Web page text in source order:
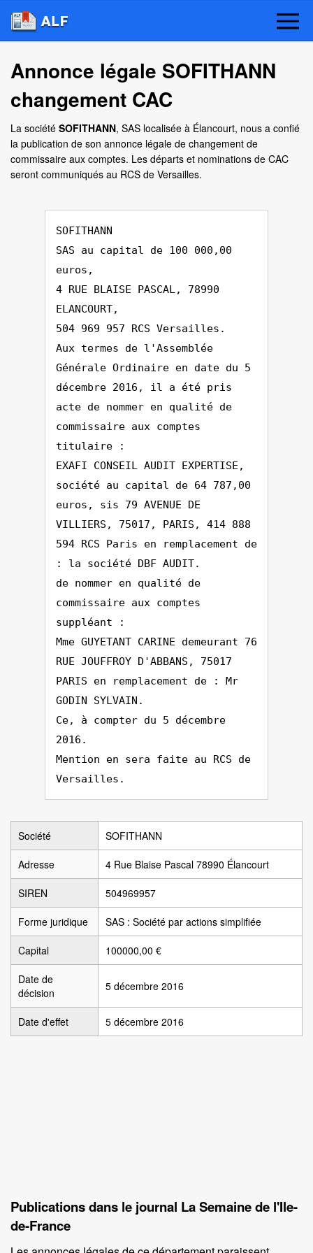
Annonce légale SOFITHANN
changement CAC
La société SOFITHANN, SAS localisée à Élancourt, nous a confié
la publication de son annonce légale de changement de
commissaire aux comptes. Les départs et nominations de CAC
seront communiqués au RCS de Versailles.
SOFITHANN
SAS au capital de 100 000,00
euros,
4 RUE BLAISE PASCAL, 78990
ELANCOURT,
504 969 957 RCS Versailles.
Aux termes de l'Assemblée
Générale Ordinaire en date du 5
décembre 2016, il a été pris
acte de nommer en qualité de
commissaire aux comptes
titulaire :
EXAFI CONSEIL AUDIT EXPERTISE,
société au capital de 64 787,00
euros, sis 79 AVENUE DE
VILLIERS, 75017, PARIS, 414 888
594 RCS Paris en remplacement de
: la société DBF AUDIT.
de nommer en qualité de
commissaire aux comptes
suppléant :
Mme GUYETANT CARINE demeurant 76
RUE JOUFFROY D'ABBANS, 75017
PARIS en remplacement de : Mr
GODIN SYLVAIN.
Ce, à compter du 5 décembre
2016.
Mention en sera faite au RCS de
Versailles.
Société SOFITHANN
Adresse 4 Rue Blaise Pascal 78990 Élancourt
SIREN 504969957
Forme juridique SAS : Société par actions simplifiée
Capital 100000,00 €
Date de
décision
5 décembre 2016
Date d'effet 5 décembre 2016
Publications dans le journal La Semaine de l'Ile-
de-France